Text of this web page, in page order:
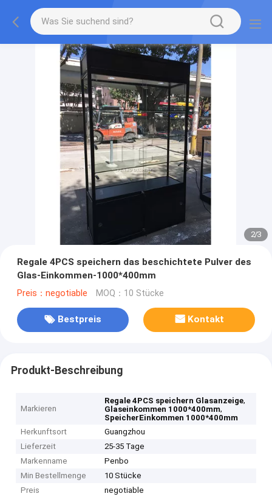
2/3
Regale 4PCS speichern das beschichtete Pulver des
Glas-Einkommen-1000*400mm
Preis：negotiable MOQ：10 Stücke
Bestpreis Kontakt
Produkt-Beschreibung
Markieren
Regale 4PCS speichern Glasanzeige,
Glaseinkommen 1000*400mm,
SpeicherEinkommen 1000*400mm
Herkunftsort
Guangzhou
Lieferzeit
25-35 Tage
Markenname
Penbo
Min Bestellmenge
10 Stücke
Preis
negotiable